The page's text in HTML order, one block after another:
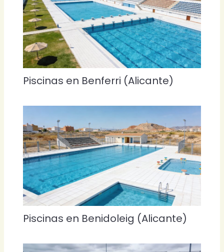
Piscinas en Benferri (Alicante)
Piscinas en Benidoleig (Alicante)